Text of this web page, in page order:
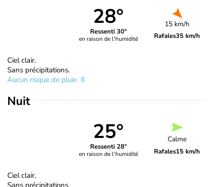
28°
Ressenti 30°
en raison de l'humidité
15 km/h
Rafales35 km/h
Ciel clair.
Sans précipitations.
Aucun risque de pluie
Nuit
25°
Ressenti 28°
en raison de l'humidité
Calme
Rafales15 km/h
Ciel clair.
Sans précipitations.